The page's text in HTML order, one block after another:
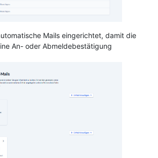
Mails eingerichtet, damit die
An- oder Abmeldebestätigung